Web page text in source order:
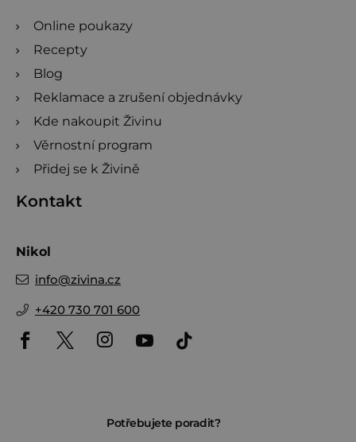
Online poukazy
Recepty
Blog
Reklamace a zrušení objednávky
Kde nakoupit Živinu
Věrnostní program
Přidej se k Živině
Kontakt
Nikol
info@zivina.cz
+420 730 701 600
Potřebujete poradit?